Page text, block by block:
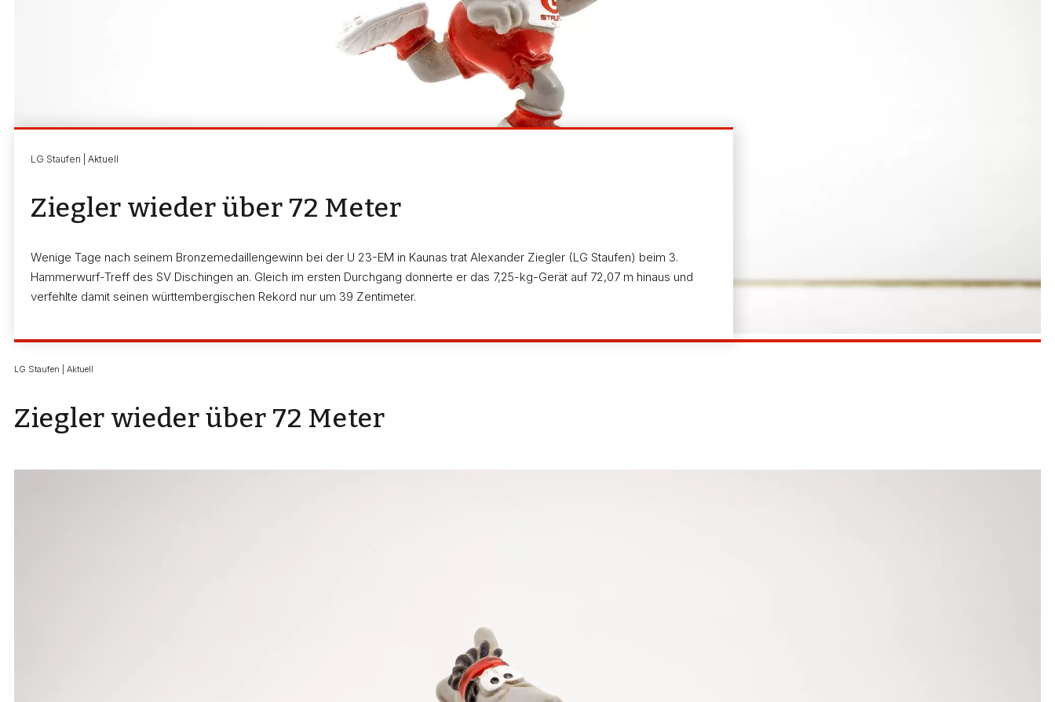
LG Staufen | Aktuell
Ziegler wieder über 72 Meter
Wenige Tage nach seinem Bronzemedaillengewinn bei der U 23-EM in Kaunas trat Alexander Ziegler (LG Staufen) beim 3.
Hammerwurf-Treff des SV Dischingen an. Gleich im ersten Durchgang donnerte er das 7,25-kg-Gerät auf 72,07 m hinaus und
verfehlte damit seinen württembergischen Rekord nur um 39 Zentimeter.
LG Staufen | Aktuell
Ziegler wieder über 72 Meter
Antonios Kontos (VfL Sindelfingen) wurde mit 54,93 m Zweiter vor Raphael Krätschmer mit 49,39 m. Bei der B-Jugend kam Michael Gütlin auf den zweiten
Platz. Im fünften Versuch steigerte er seine persönliche Bestleistung um 84 Zentimeter auf 45,98 m. Im letzten Durchgang verbesserte er sich sogar noch
auf 46,42 m. Erstmals versuchte sich der Horner auch mit dem 6 kg schweren A-Jugend-Hammer. Hier gelangen ihm 37,71 m, was ebenfalls zu Rang 2